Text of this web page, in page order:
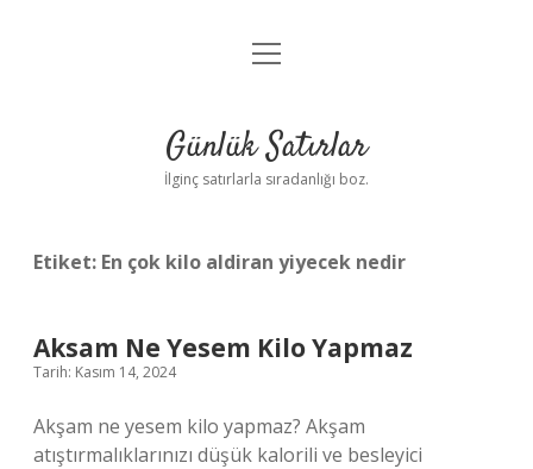
Anasayfa
Yasal Uyarı
menüyü
Günlük Satırlar
İlginç satırlarla sıradanlığı boz.
Etiket: En çok kilo aldiran yiyecek nedir
Aksam Ne Yesem Kilo Yapmaz
Tarih: Kasım 14, 2024
Akşam ne yesem kilo yapmaz? Akşam
atıştırmalıklarınızı düşük kalorili ve besleyici